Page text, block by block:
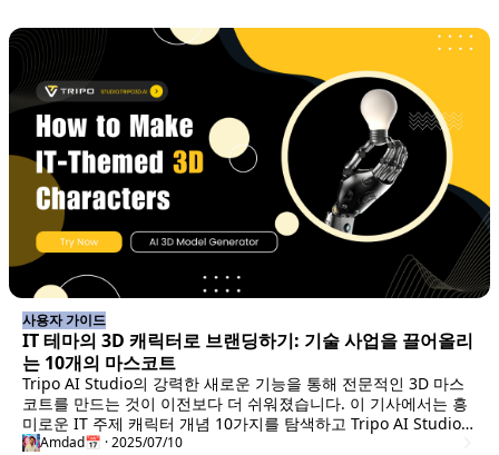
사용자 가이드
IT 테마의 3D 캐릭터로 브랜딩하기: 기술 사업을 끌어올리
는 10개의 마스코트
Tripo AI Studio의 강력한 새로운 기능을 통해 전문적인 3D 마스
코트를 만드는 것이 이전보다 더 쉬워졌습니다. 이 기사에서는 흥
미로운 IT 주제 캐릭터 개념 10가지를 탐색하고 Tripo AI Studio가
이러한 아이디어를 현실로 변환하는 방법을 보여줍니다.
Amdad📅 · 2025/07/10